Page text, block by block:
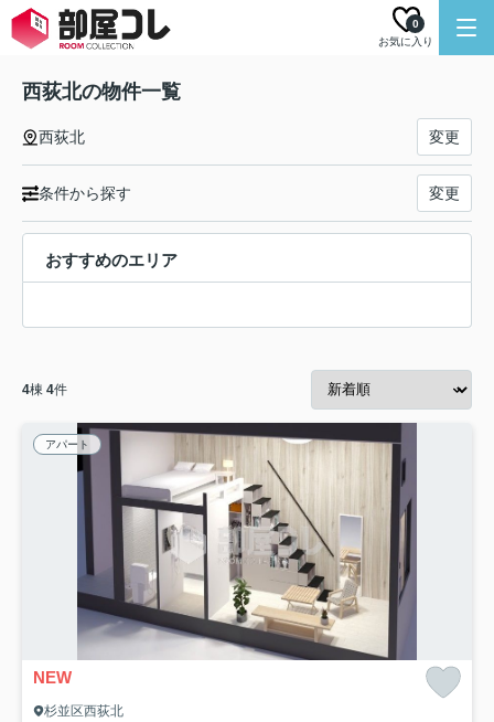
お気に入り
0
西荻北の物件一覧
西荻北 変更
条件から探す 変更
おすすめのエリア
4棟 4件
アパート
NEW
杉並区西荻北